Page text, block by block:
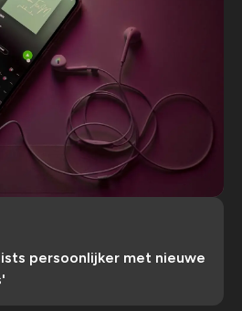
persoonlijker met nieuwe